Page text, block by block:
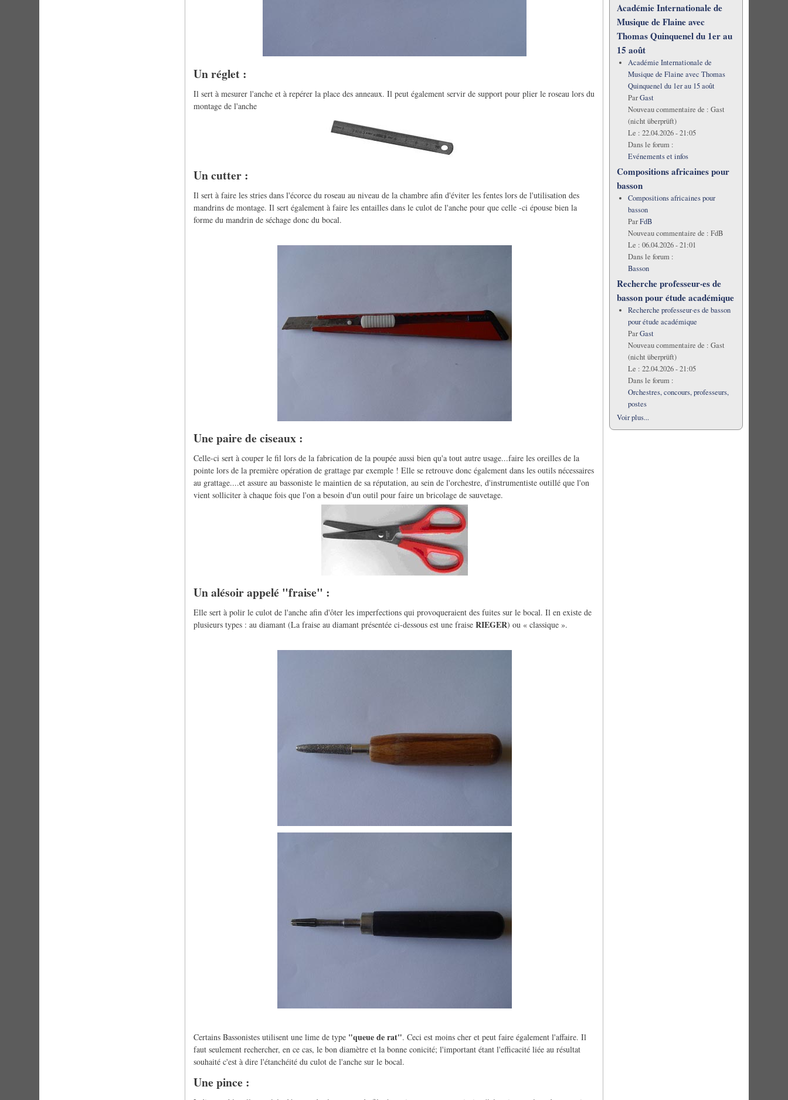
Un réglet :
Il sert à mesurer l'anche et à repérer la place des anneaux. Il peut également servir de support pour plier le roseau lors du
montage de l'anche
Un cutter :
Il sert à faire les stries dans l'écorce du roseau au niveau de la chambre afin d'éviter les fentes lors de l'utilisation des
mandrins de montage. Il sert également à faire les entailles dans le culot de l'anche pour que celle -ci épouse bien la
forme du mandrin de séchage donc du bocal.
Une paire de ciseaux :
Celle-ci sert à couper le fil lors de la fabrication de la poupée aussi bien qu'a tout autre usage...faire les oreilles de la
pointe lors de la première opération de grattage par exemple ! Elle se retrouve donc également dans les outils nécessaires
au grattage....et assure au bassoniste le maintien de sa réputation, au sein de l'orchestre, d'instrumentiste outillé que l'on
vient solliciter à chaque fois que l'on a besoin d'un outil pour faire un bricolage de sauvetage.
Un alésoir appelé "fraise" :
Elle sert à polir le culot de l'anche afin d'ôter les imperfections qui provoqueraient des fuites sur le bocal. Il en existe de
plusieurs types : au diamant (La fraise au diamant présentée ci-dessous est une fraiseRIEGER) ou « classique ».
Certains Bassonistes utilisent une lime de type "queue de rat". Ceci est moins cher et peut faire également l'affaire. Il
faut seulement rechercher, en ce cas, le bon diamètre et la bonne conicité; l'important étant l'efficacité liée au résultat
souhaité c'est à dire l'étanchéité du culot de l'anche sur le bocal.
Une pince :
Académie Internationale de
Musique de Flaine avec
Thomas Quinquenel du 1er au
15 août
Académie Internationale de
Musique de Flaine avec Thomas
Quinquenel du 1er au 15 août
ParGast
Nouveau commentaire de : Gast
(nicht überprüft)
Le : 22.04.2026 - 21:05
Dans le forum :
Evénements et infos
Compositions africaines pour
basson
Compositions africaines pour
basson
ParFdB
Nouveau commentaire de : FdB
Le : 06.04.2026 - 21:01
Dans le forum :
Basson
Recherche professeur·es de
basson pour étude académique
Recherche professeur·es de basson
pour étude académique
ParGast
Nouveau commentaire de : Gast
(nicht überprüft)
Le : 22.04.2026 - 21:05
Dans le forum :
Orchestres, concours, professeurs,
postes
Voir plus...